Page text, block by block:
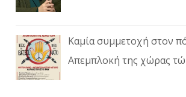
Καμία συμμετοχή στον
Απεμπλοκή της χώρας